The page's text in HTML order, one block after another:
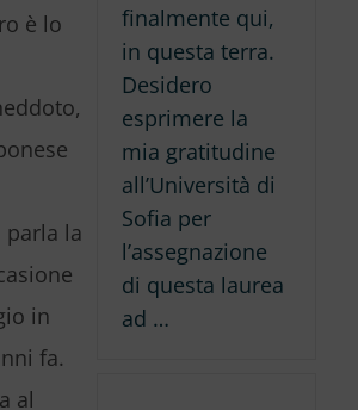
è lo
parla la
in
fa.
al
finalmente qui,
in questa terra.
Desidero
esprimere la
mia gratitudine
all’Università di
Sofia per
l’assegnazione
di questa laurea
ad …